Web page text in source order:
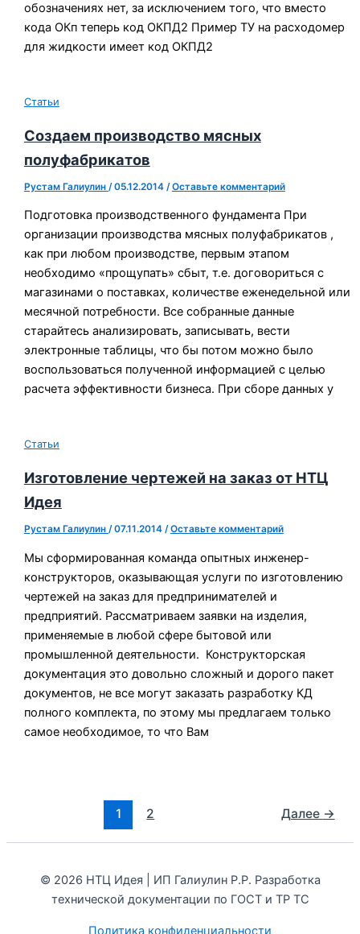
обозначениях нет, за исключением того, что вместо
кода ОКп теперь код ОКПД2 Пример ТУ на расходомер
для жидкости имеет код ОКПД2
Статьи
Создаем производство мясных
полуфабрикатов
Рустам Галиулин /05.12.2014 /Оставьте комментарий
Подготовка производственного фундамента При
организации производства мясных полуфабрикатов ,
как при любом производстве, первым этапом
необходимо «прощупать» сбыт, т.е. договориться с
магазинами о поставках, количестве еженедельной или
месячной потребности. Все собранные данные
старайтесь анализировать, записывать, вести
электронные таблицы, что бы потом можно было
воспользоваться полученной информацией с целью
расчета эффективности бизнеса. При сборе данных у
Статьи
Изготовление чертежей на заказ от НТЦ
Идея
Рустам Галиулин /07.11.2014 /Оставьте комментарий
Мы сформированная команда опытных инженер-
конструкторов, оказывающая услуги по изготовлению
чертежей на заказ для предпринимателей и
предприятий. Рассматриваем заявки на изделия,
применяемые в любой сфере бытовой или
промышленной деятельности. Конструкторская
документация это довольно сложный и дорого пакет
документов, не все могут заказать разработку КД
полного комплекта, по этому мы предлагаем только
самое необходимое, то что Вам
1 2 Далее →
© 2026 НТЦ Идея | ИП Галиулин Р.Р. Разработка
технической документации по ГОСТ и ТР ТС
Политика конфиденциальности